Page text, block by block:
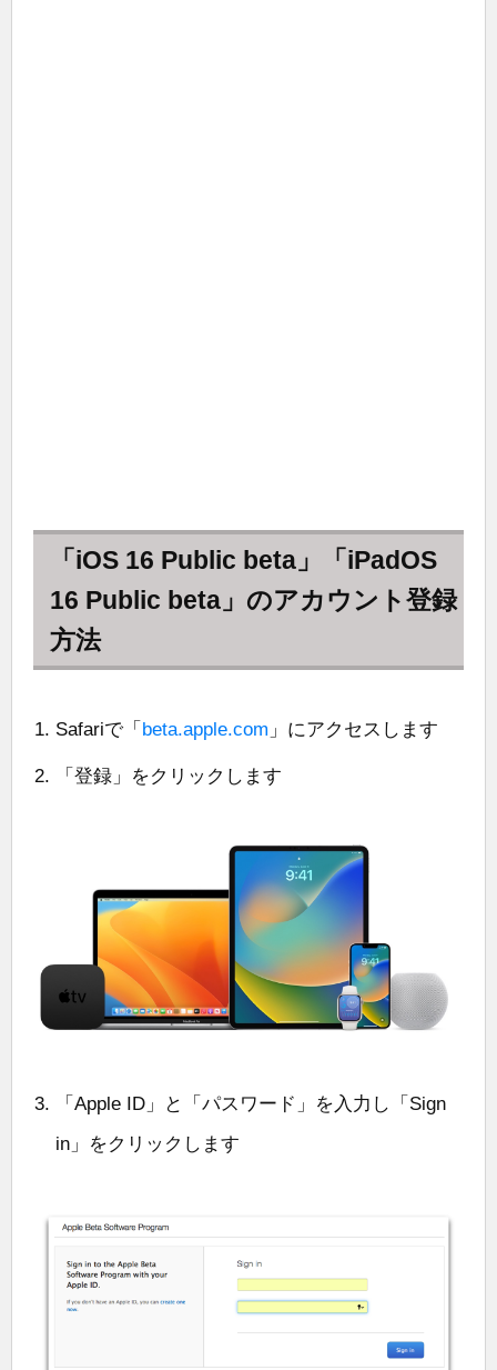
「iOS 16 Public beta」「iPadOS
16 Public beta」のアカウント登録
方法
Safariで「 beta.apple.com 」にアクセスします
「登録」をクリックします
「Apple ID」と「パスワード」を入力し「Sign
in」をクリックします